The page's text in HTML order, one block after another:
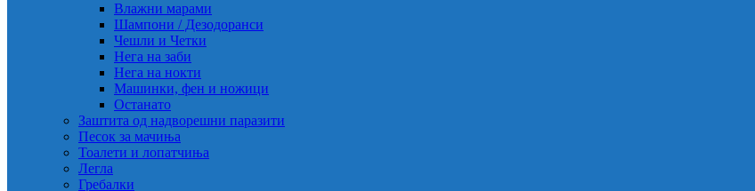
Влажни марами
Шампони / Дезодоранси
Чешли и Четки
Нега на заби
Нега на нокти
Машинки, фен и ножици
Останато
Заштита од надворешни паразити
Песок за мачиња
Тоалети и лопатчиња
Легла
Гребалки